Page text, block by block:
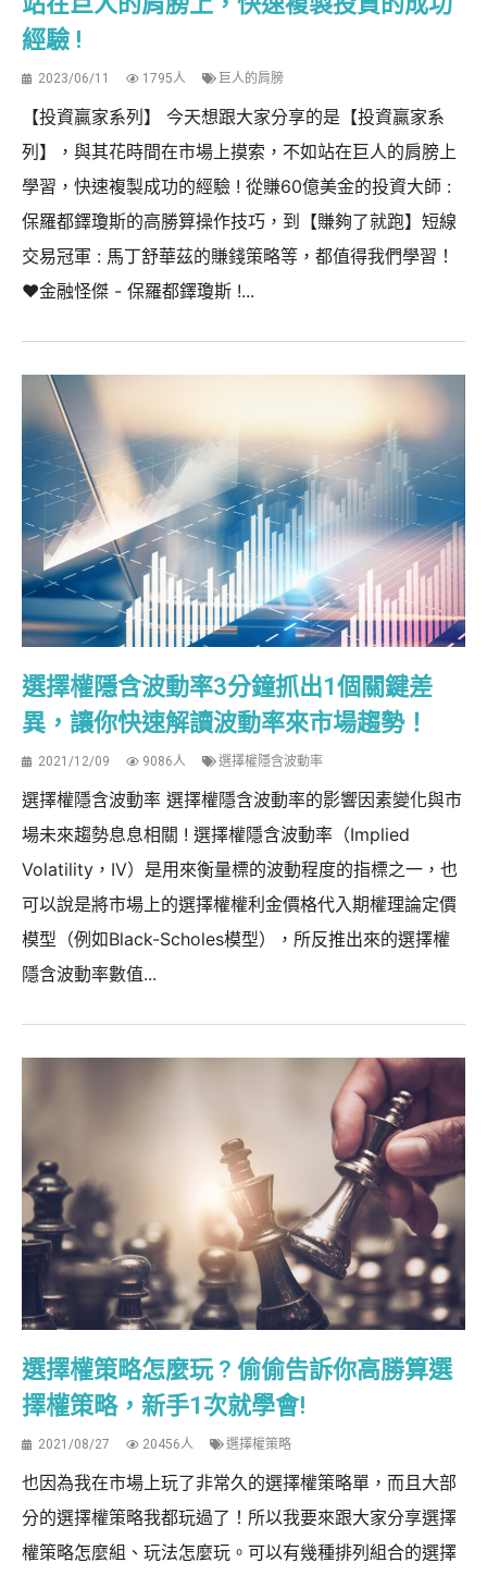
經驗 !
2023/06/11 1795人 巨人的肩膀
【投資贏家系列】 今天想跟大家分享的是【投資贏家系
列】，與其花時間在市場上摸索，不如站在巨人的肩膀上
學習，快速複製成功的經驗 ! 從賺60億美金的投資大師 :
保羅都鐸瓊斯的高勝算操作技巧，到【賺夠了就跑】短線
交易冠軍 : 馬丁舒華茲的賺錢策略等，都值得我們學習！
❤️金融怪傑 - 保羅都鐸瓊斯 !...
選擇權隱含波動率3分鐘抓出1個關鍵差
異，讓你快速解讀波動率來市場趨勢！
2021/12/09 9086人 選擇權隱含波動率
選擇權隱含波動率 選擇權隱含波動率的影響因素變化與市
場未來趨勢息息相關 ! 選擇權隱含波動率（Implied
Volatility，IV）是用來衡量標的波動程度的指標之一，也
可以說是將市場上的選擇權權利金價格代入期權理論定價
模型（例如Black-Scholes模型），所反推出來的選擇權
隱含波動率數值...
選擇權策略怎麼玩 ? 偷偷告訴你高勝算選
擇權策略，新手1次就學會!
2021/08/27 20456人 選擇權策略
也因為我在市場上玩了非常久的選擇權策略單，而且大部
分的選擇權策略我都玩過了！所以我要來跟大家分享選擇
權策略怎麼組、玩法怎麼玩。可以有幾種排列組合的選擇